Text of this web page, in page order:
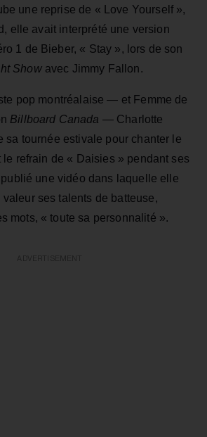
une reprise de « Love Yourself »,
elle avait interprété une version
1 de Bieber, « Stay », lors de son
Showavec Jimmy Fallon.
pop montréalaise — et Femme de
Billboard Canada — Charlotte
sa tournée estivale pour chanter le
le refrain de « Daisies » pendant ses
une vidéo dans laquelle elle
ses talents de batteuse,
mots, « toute sa personnalité ».